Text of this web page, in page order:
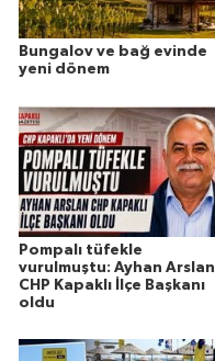
Bungalov ve bağ evinde
yeni dönem
Pompalı tüfekle
vurulmuştu: Ayhan Arslan
CHP Kapaklı İlçe Başkanı
oldu